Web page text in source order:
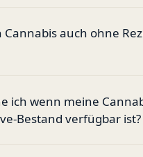
Cannabis auch ohne
ich wenn meine
Bestand verfügbar ist?